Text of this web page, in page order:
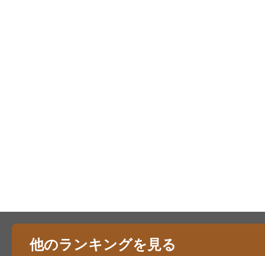
他のランキングを見る